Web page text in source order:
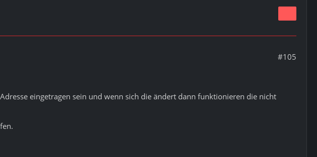
#105
eingetragen sein und wenn sich die ändert dann funktionieren die nicht